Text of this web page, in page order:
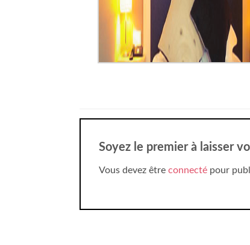
Soyez le premier à laisser
Vous devez être connecté pour